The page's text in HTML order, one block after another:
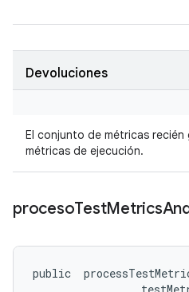
Devoluciones
El conjunto de métricas
métricas de ejecución.
procesoTestMetrics
public